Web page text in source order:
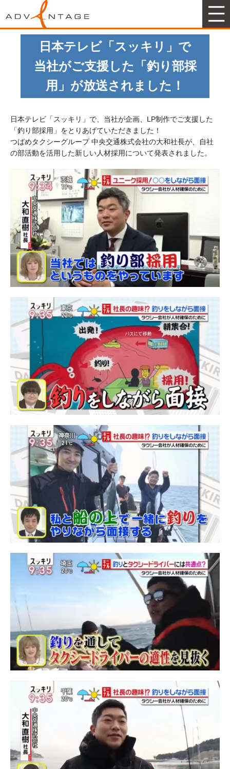
アドヴァンテージマーケティング
日本テレビ「スッキリ」で
当社がご支援した「釣り部採
用」が放送されました！
日本テレビ「スッキリ」で、当社が企画、LP制作でご支援した
「釣り部採用」をとりあげていただきました！
つばめタクシーグループ 中央交通株式会社の大和社長が、自社
の部活動を活用した新しい人材採用について発表されました。